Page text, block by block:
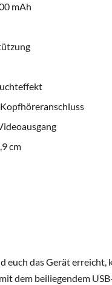
mAh
cm
euch das Gerät erreicht,
dem beiliegendem